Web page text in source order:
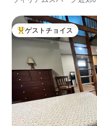
大好評のゲストチョイス
ゲストチョイス